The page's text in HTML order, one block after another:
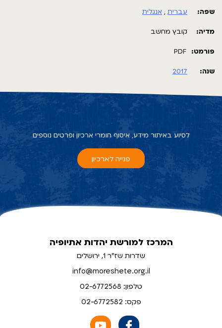
שפה: עברית אנגלית
מדיה: קובץ מחשב
פורמט: PDF
שנה: 2017
לסיוע באיתור מידע, איסוף חומרי ארכיון ופרטים נוספים
פנייה לארכיון
המרכז למורשת יהדות אתיופיה
שדרות שז"ר 1, ירושלים
info@moreshete.org.il
טלפון: 02-6772568
פקס: 02-6772582